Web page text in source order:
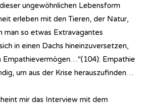
ungewöhnlichen Lebensform
erleben mit den Tieren, der Natur,
man so etwas Extravagantes
in einen Dachs hineinzuversetzen,
Empathievermögen…“(104): Empathie
um aus der Krise herauszufinden…
mir das Interview mit dem